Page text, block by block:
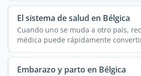
El sistema de salud en Bélgica
Cuando uno se muda a otro país,
médica puede rápidamente
Embarazo y parto en Bélgica